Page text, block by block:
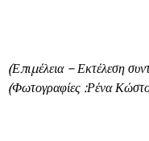
(Επιμέλεια – Εκτέλεση
(Φωτογραφίες :Ρένα